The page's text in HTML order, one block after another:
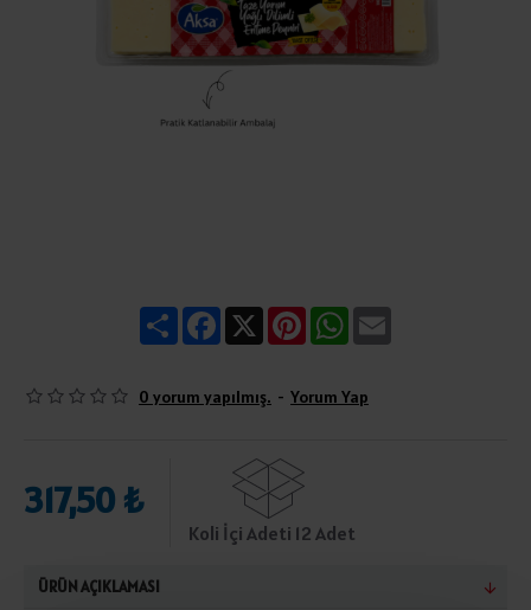
ShareFacebook
X PinterestWhatsApp
0 yorum yapılmış. - Yorum Yap
317,50 ₺
Koli İçi Adeti 12 Adet
ÜRÜN AÇIKLAMASI